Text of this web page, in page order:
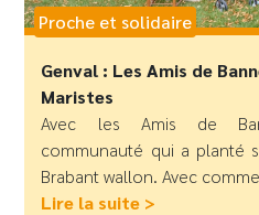
Proche et solidaire
Genval : Les Amis de
Maristes
Avec les Amis de
communauté qui a planté
Brabant wallon. Avec
Lire la suite >